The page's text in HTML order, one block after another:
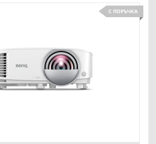
С ПОРЪЧКА